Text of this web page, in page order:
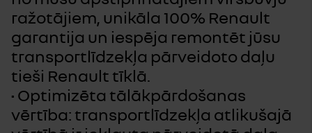
ražotājiem, unikāla 100% Renault
garantija un iespēja remontēt jūsu
transportlīdzekļa pārveidoto daļu
tieši Renault tīklā.
• Optimizēta tālākpārdošanas
vērtība: transportlīdzekļa atlikušajā